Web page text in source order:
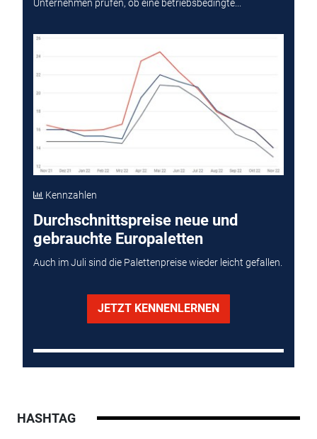
Unternehmen prüfen, ob eine betriebsbedingte...
Kennzahlen
Durchschnittspreise neue und
gebrauchte Europaletten
Auch im Juli sind die Palettenpreise wieder leicht gefallen.
JETZT KENNENLERNEN
HASHTAG